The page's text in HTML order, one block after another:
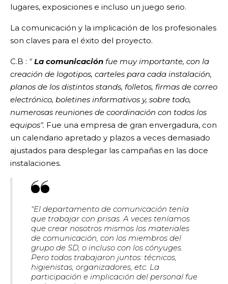
lugares, exposiciones e incluso un juego serio.
La comunicación y la implicación de los profesionales
son claves para el éxito del proyecto.
C.B : " La comunicación fue muy importante, con la
creación de logotipos, carteles para cada instalación,
planos de los distintos stands, folletos, firmas de correo
electrónico, boletines informativos y, sobre todo,
numerosas reuniones de coordinación con todos los
equipos". Fue una empresa de gran envergadura, con
un calendario apretado y plazos a veces demasiado
ajustados para desplegar las campañas en las doce
instalaciones.
"El departamento de comunicación tenía
que trabajar con prisas. A veces teníamos
que crear nosotros mismos los materiales
de comunicación, con los miembros del
grupo de SD, o incluso con los cónyuges.
Pero todos trabajaron juntos: técnicos,
higienistas, organizadores, etc. La
participación e implicación del personal fue